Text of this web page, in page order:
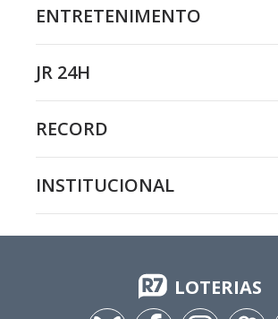
ENTRETENIMENTO
JR 24H
RECORD
INSTITUCIONAL
LOTERIAS